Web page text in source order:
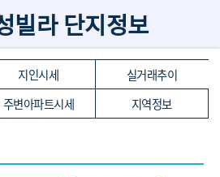
빌라 단지정보
지인시세
실거래추이
주변아파트시세 지역정보